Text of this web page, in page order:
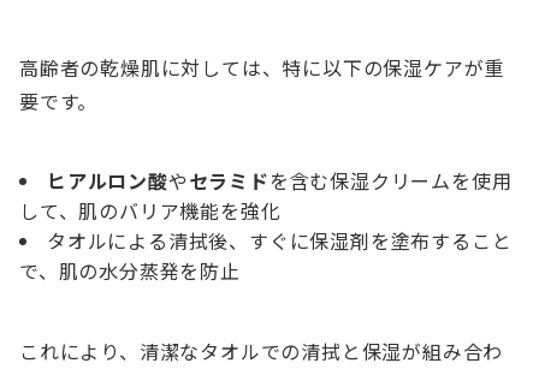
高齢者の乾燥肌に対しては、特に以下の保湿ケアが重
要です。
ヒアルロン酸やセラミドを含む保湿クリームを使用
して、肌のバリア機能を強化
タオルによる清拭後、すぐに保湿剤を塗布すること
で、肌の水分蒸発を防止
これにより、清潔なタオルでの清拭と保湿が組み合わ